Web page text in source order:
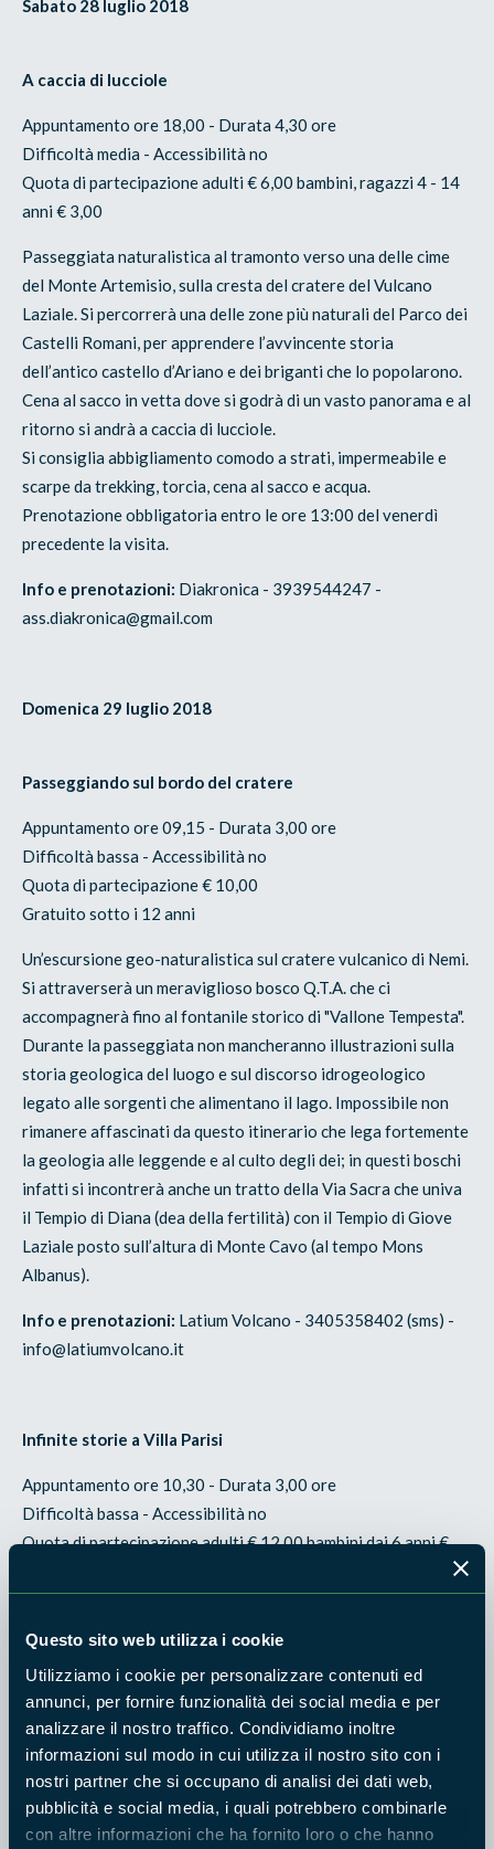
Questo sito web utilizza i cookie
Utilizziamo i cookie per personalizzare contenuti ed
annunci, per fornire funzionalità dei social media e per
analizzare il nostro traffico. Condividiamo inoltre
informazioni sul modo in cui utilizza il nostro sito con i
nostri partner che si occupano di analisi dei dati web,
pubblicità e social media, i quali potrebbero combinarle
con altre informazioni che ha fornito loro o che hanno
Sabato 28 luglio 2018
A caccia di lucciole
Appuntamento ore 18,00 - Durata 4,30 ore
Difficoltà media - Accessibilità no
Quota di partecipazione adulti € 6,00 bambini, ragazzi 4 - 14
anni € 3,00
Passeggiata naturalistica al tramonto verso una delle cime
del Monte Artemisio, sulla cresta del cratere del Vulcano
Laziale. Si percorrerà una delle zone più naturali del Parco dei
Castelli Romani, per apprendere l’avvincente storia
dell’antico castello d’Ariano e dei briganti che lo popolarono.
Cena al sacco in vetta dove si godrà di un vasto panorama e al
ritorno si andrà a caccia di lucciole.
Si consiglia abbigliamento comodo a strati, impermeabile e
scarpe da trekking, torcia, cena al sacco e acqua.
Prenotazione obbligatoria entro le ore 13:00 del venerdì
precedente la visita.
Info e prenotazioni: Diakronica - 3939544247 -
ass.diakronica@gmail.com
Domenica 29 luglio 2018
Passeggiando sul bordo del cratere
Appuntamento ore 09,15 - Durata 3,00 ore
Difficoltà bassa - Accessibilità no
Quota di partecipazione € 10,00
Gratuito sotto i 12 anni
Un’escursione geo-naturalistica sul cratere vulcanico di Nemi.
Si attraverserà un meraviglioso bosco Q.T.A. che ci
accompagnerà fino al fontanile storico di "Vallone Tempesta".
Durante la passeggiata non mancheranno illustrazioni sulla
storia geologica del luogo e sul discorso idrogeologico
legato alle sorgenti che alimentano il lago. Impossibile non
rimanere affascinati da questo itinerario che lega fortemente
la geologia alle leggende e al culto degli dei; in questi boschi
infatti si incontrerà anche un tratto della Via Sacra che univa
il Tempio di Diana (dea della fertilità) con il Tempio di Giove
Laziale posto sull’altura di Monte Cavo (al tempo Mons
Albanus).
Info e prenotazioni: Latium Volcano - 3405358402 (sms) -
info@latiumvolcano.it
Infinite storie a Villa Parisi
Appuntamento ore 10,30 - Durata 3,00 ore
Difficoltà bassa - Accessibilità no
Quota di partecipazione adulti € 12,00 bambini dai 6 anni €
Gratuito per i bambini al di sotto dei 6 anni
Un’opportunità unica per visitare una delle storiche Ville
Tuscolane: Villa Taverna Borghese Parisi. Un viaggio dalla
sua costruzione nel 1603, alle vicende legate alle famiglie
Altemps e Borghese fino all’acquisto nel 1896 da parte della
famiglia Parisi, attuale proprietaria, che ci consentirà di
visitare le sue numerose e fastose stanze, saloni e giardini
monumentali.